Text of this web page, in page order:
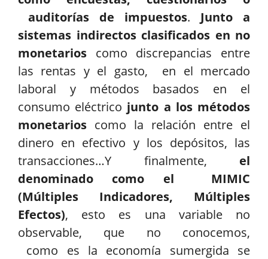
auditorías de impuestos. Junto a
sistemas indirectos clasificados en no
monetarios como discrepancias entre
las rentas y el gasto, en el mercado
laboral y métodos basados en el
consumo eléctrico junto a los métodos
monetarios como la relación entre el
dinero en efectivo y los depósitos, las
transacciones…Y finalmente, el
denominado como el MIMIC
(Múltiples Indicadores, Múltiples
Efectos), esto es una variable no
observable, que no conocemos,
como es la economía sumergida se